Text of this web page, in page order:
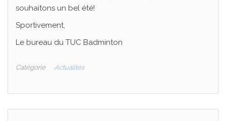
souhaitons un bel été!
Sportivement,
Le bureau du TUC Badminton
Catégorie Actualités